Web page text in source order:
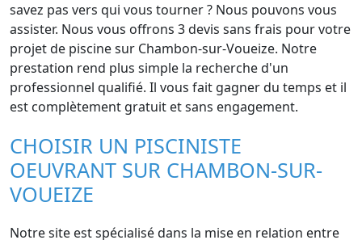
savez pas vers qui vous tourner ? Nous pouvons vous
assister. Nous vous offrons 3 devis sans frais pour votre
projet de piscine sur Chambon-sur-Voueize. Notre
prestation rend plus simple la recherche d'un
professionnel qualifié. Il vous fait gagner du temps et il
est complètement gratuit et sans engagement.
CHOISIR UN PISCINISTE
OEUVRANT SUR CHAMBON-SUR-
VOUEIZE
Notre site est spécialisé dans la mise en relation entre